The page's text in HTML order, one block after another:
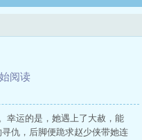
阅读
幸运的是，她遇上了大赦，能
仇，后脚便跪求赵少侠带她连